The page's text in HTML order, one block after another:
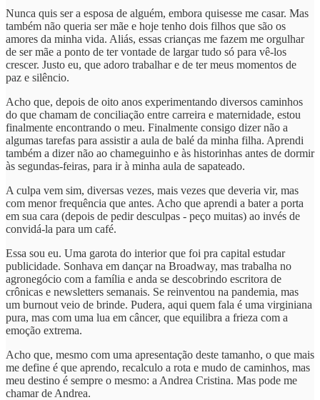
Nunca quis ser a esposa de alguém, embora quisesse me casar. Mas
também não queria ser mãe e hoje tenho dois filhos que são os
amores da minha vida. Aliás, essas crianças me fazem me orgulhar
de ser mãe a ponto de ter vontade de largar tudo só para vê-los
crescer. Justo eu, que adoro trabalhar e de ter meus momentos de
paz e silêncio.
Acho que, depois de oito anos experimentando diversos caminhos
do que chamam de conciliação entre carreira e maternidade, estou
finalmente encontrando o meu. Finalmente consigo dizer não a
algumas tarefas para assistir a aula de balé da minha filha. Aprendi
também a dizer não ao chameguinho e às historinhas antes de dormir
às segundas-feiras, para ir à minha aula de sapateado.
A culpa vem sim, diversas vezes, mais vezes que deveria vir, mas
com menor frequência que antes. Acho que aprendi a bater a porta
em sua cara (depois de pedir desculpas - peço muitas) ao invés de
convidá-la para um café.
Essa sou eu. Uma garota do interior que foi pra capital estudar
publicidade. Sonhava em dançar na Broadway, mas trabalha no
agronegócio com a família e anda se descobrindo escritora de
crônicas e newsletters semanais. Se reinventou na pandemia, mas
um burnout veio de brinde. Pudera, aqui quem fala é uma virginiana
pura, mas com uma lua em câncer, que equilibra a frieza com a
emoção extrema.
Acho que, mesmo com uma apresentação deste tamanho, o que mais
me define é que aprendo, recalculo a rota e mudo de caminhos, mas
meu destino é sempre o mesmo: a Andrea Cristina. Mas pode me
chamar de Andrea.